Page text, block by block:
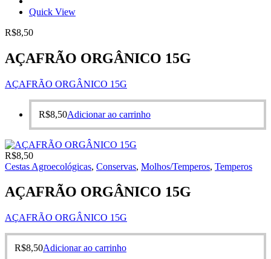
Quick View
R$8,50
AÇAFRÃO ORGÂNICO 15G
AÇAFRÃO ORGÂNICO 15G
R$8,50Adicionar ao carrinho
R$8,50
Cestas Agroecológicas, Conservas, Molhos/Temperos, Temperos
AÇAFRÃO ORGÂNICO 15G
AÇAFRÃO ORGÂNICO 15G
R$8,50Adicionar ao carrinho